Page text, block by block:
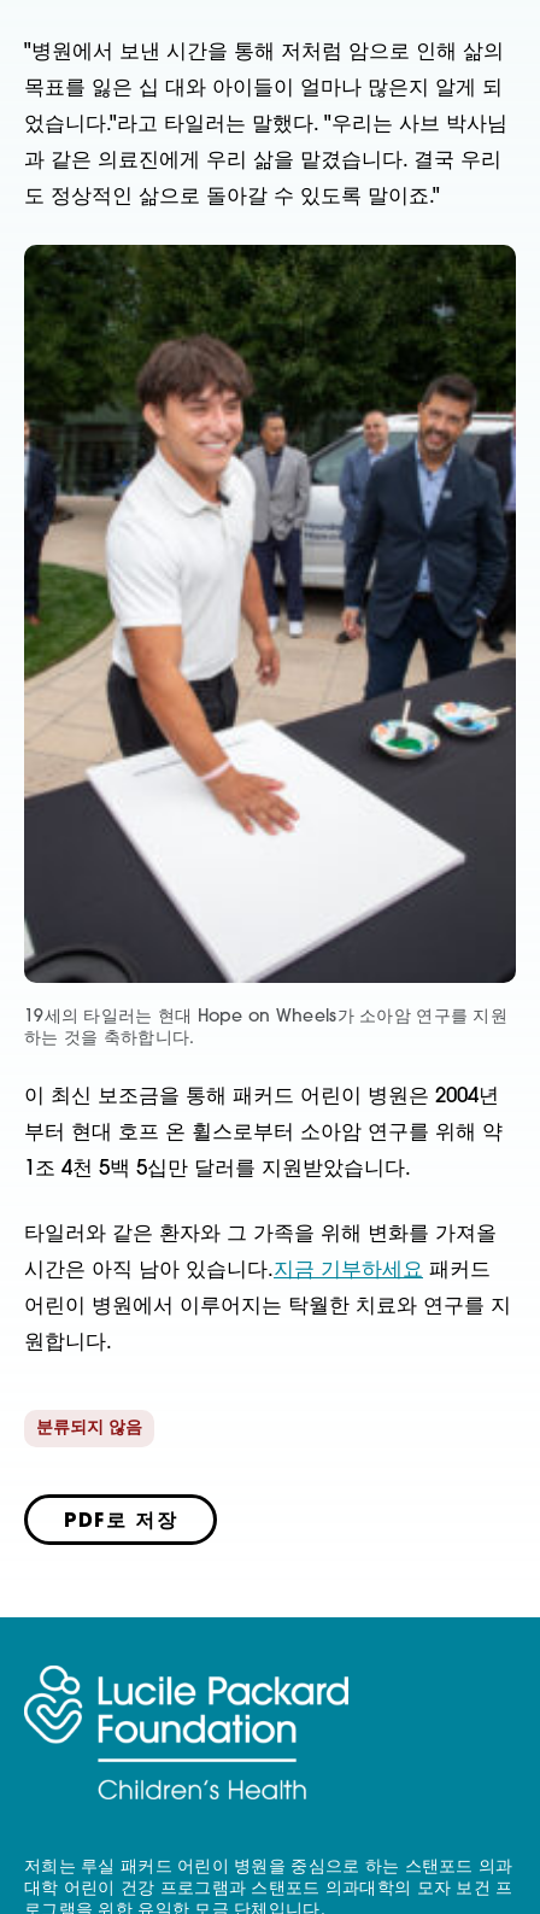
"병원에서 보낸 시간을 통해 저처럼 암으로 인해 삶의
목표를 잃은 십 대와 아이들이 얼마나 많은지 알게 되
었습니다."라고 타일러는 말했다. "우리는 사브 박사님
과 같은 의료진에게 우리 삶을 맡겼습니다. 결국 우리
도 정상적인 삶으로 돌아갈 수 있도록 말이죠."
19세의 타일러는 현대 Hope on Wheels가 소아암 연구를 지원
하는 것을 축하합니다.
이 최신 보조금을 통해 패커드 어린이 병원은 2004년
부터 현대 호프 온 휠스로부터 소아암 연구를 위해 약
1조 4천 5백 5십만 달러를 지원받았습니다.
타일러와 같은 환자와 그 가족을 위해 변화를 가져올
시간은 아직 남아 있습니다.지금 기부하세요 패커드
어린이 병원에서 이루어지는 탁월한 치료와 연구를 지
원합니다.
분류되지 않음
PDF로 저장
저희는 루실 패커드 어린이 병원을 중심으로 하는 스탠포드 의과
대학 어린이 건강 프로그램과 스탠포드 의과대학의 모자 보건 프